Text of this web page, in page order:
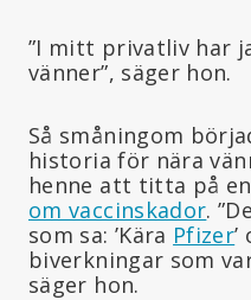
”I mitt privatliv har
vänner”, säger hon.
Så småningom
historia för nära
henne att titta på
om vaccinskador.
som sa: ’Kära Pfizer
biverkningar som
säger hon.